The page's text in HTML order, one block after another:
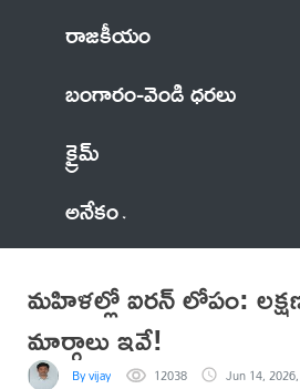
రాజకీయం
బంగారం-వెండి ధరలు
క్రైమ్
అనేకం
మహిళల్లో ఐరన్ లోపం:
మార్గాలు ఇవే!
By vijay 12038 Jun 14,